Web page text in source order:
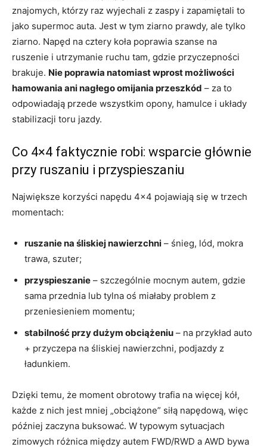
znajomych, którzy raz wyjechali z zaspy i zapamiętali to
jako supermoc auta. Jest w tym ziarno prawdy, ale tylko
ziarno. Napęd na cztery koła poprawia szanse na
ruszenie i utrzymanie ruchu tam, gdzie przyczepności
brakuje. Nie poprawia natomiast wprost możliwości
hamowania ani nagłego omijania przeszkód – za to
odpowiadają przede wszystkim opony, hamulce i układy
stabilizacji toru jazdy.
Co 4×4 faktycznie robi: wsparcie głównie
przy ruszaniu i przyspieszaniu
Największe korzyści napędu 4×4 pojawiają się w trzech
momentach:
ruszanie na śliskiej nawierzchni – śnieg, lód, mokra
trawa, szuter;
przyspieszanie – szczególnie mocnym autem, gdzie
sama przednia lub tylna oś miałaby problem z
przeniesieniem momentu;
stabilność przy dużym obciążeniu – na przykład auto
+ przyczepa na śliskiej nawierzchni, podjazdy z
ładunkiem.
Dzięki temu, że moment obrotowy trafia na więcej kół,
każde z nich jest mniej „obciążone” siłą napędową, więc
później zaczyna buksować. W typowym sytuacjach
zimowych różnica między autem FWD/RWD a AWD bywa